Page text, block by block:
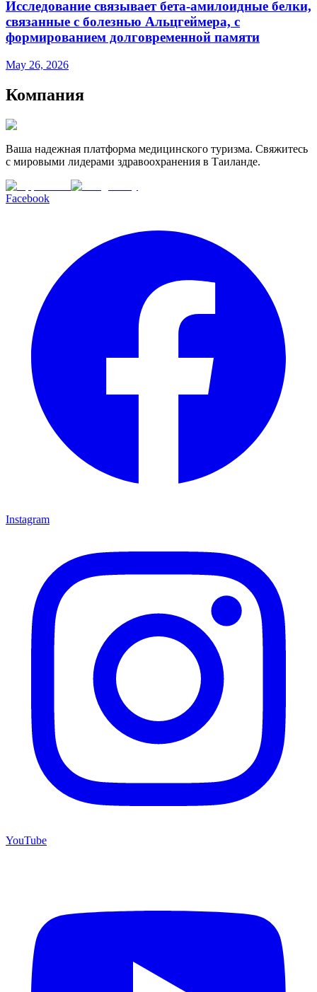
Исследование связывает бета-амилоидные белки,
связанные с болезнью Альцгеймера, с
формированием долговременной памяти
May 26, 2026
Компания
Ваша надежная платформа медицинского туризма. Свяжитесь
с мировыми лидерами здравоохранения в Таиланде.
Facebook
Instagram
YouTube